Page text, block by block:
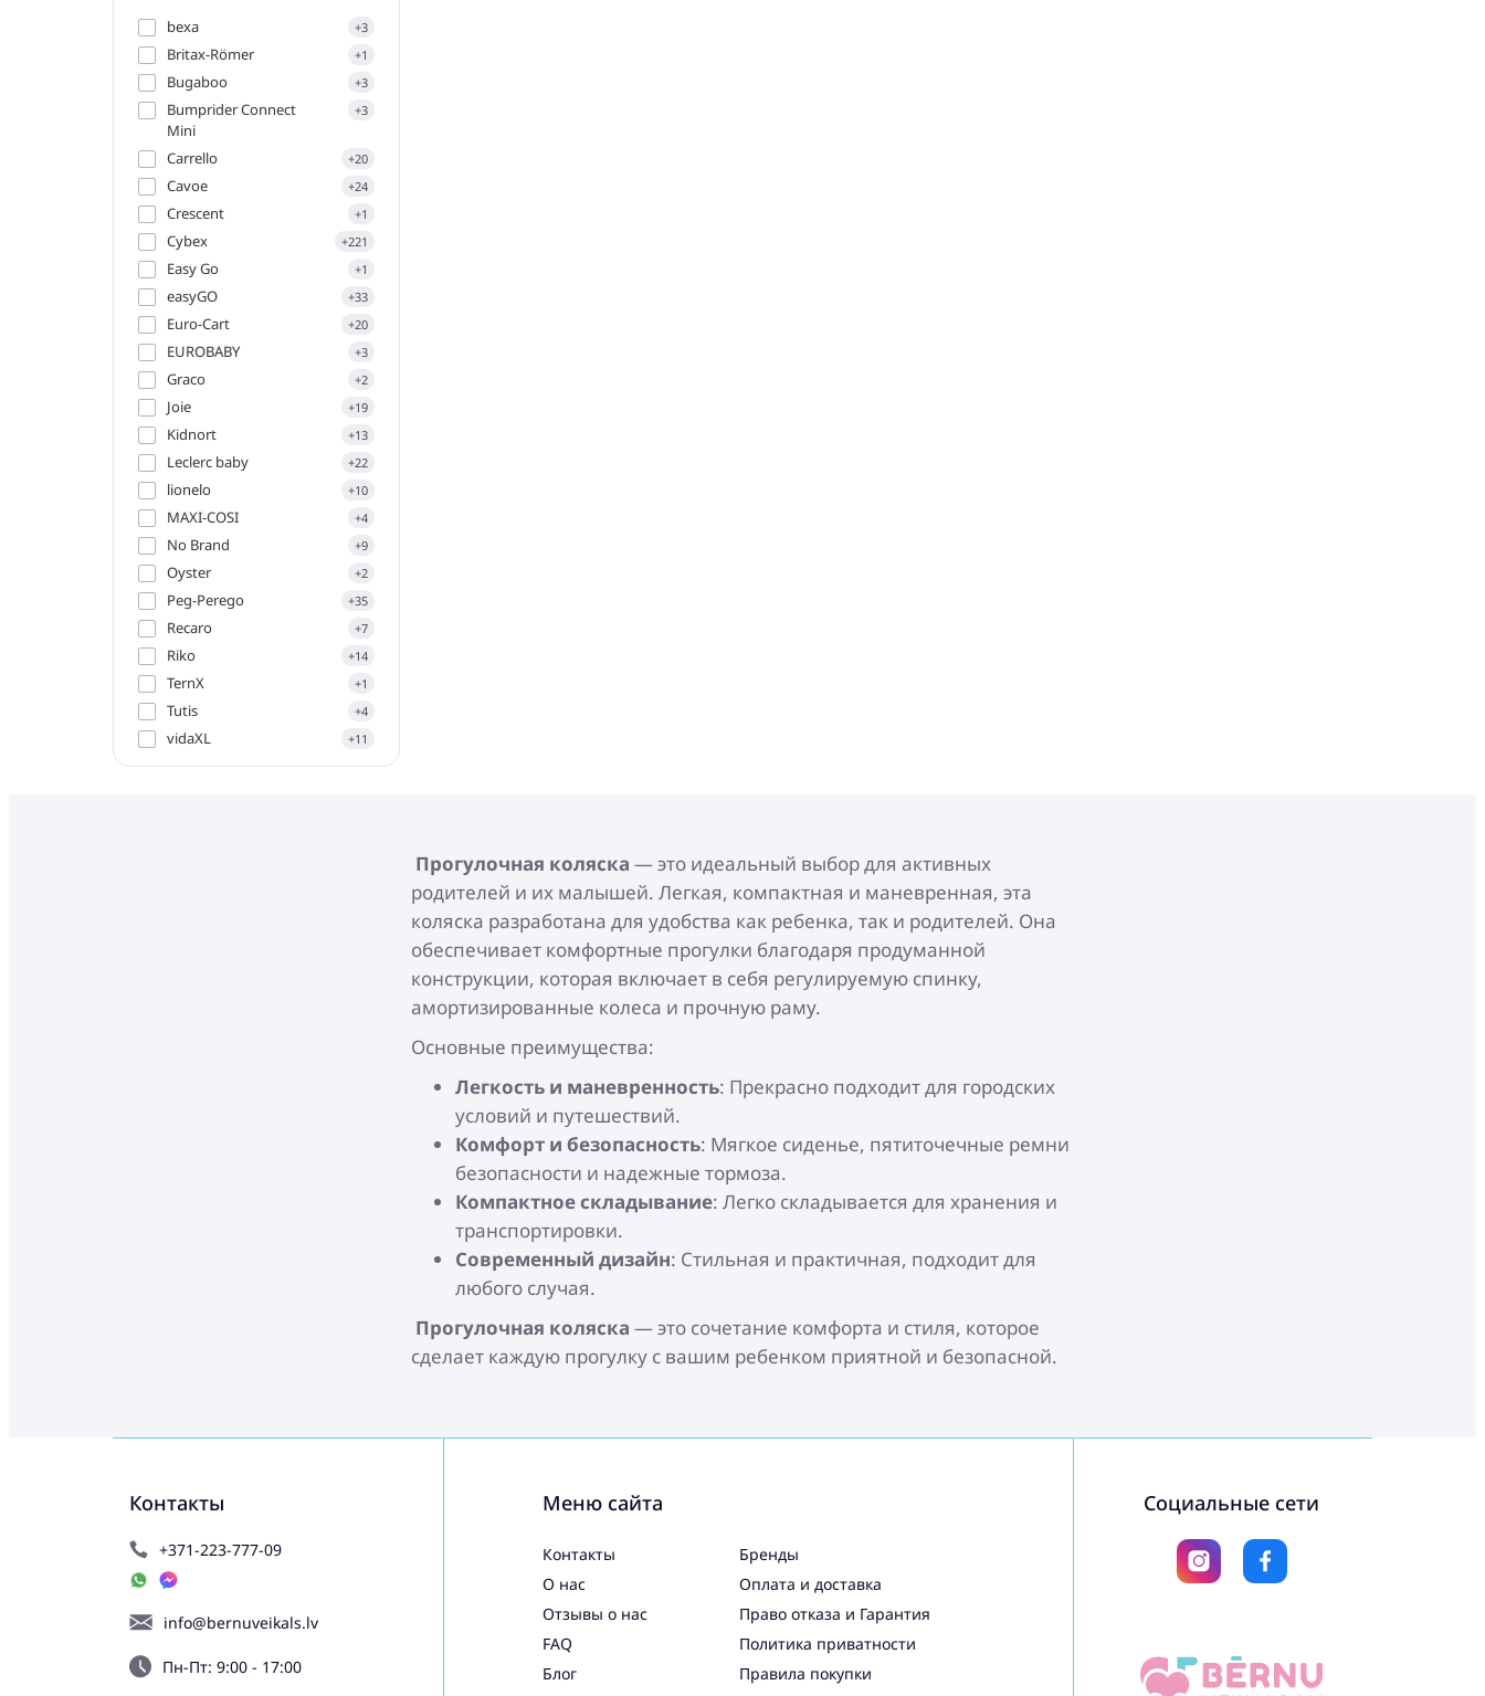
bexa +3
Britax-Römer +1
Bugaboo +3
Bumprider Connect
Mini
+3
Carrello +20
Cavoe +24
Crescent +1
Cybex +221
Easy Go +1
easyGO +33
Euro-Cart +20
EUROBABY +3
Graco +2
Joie +19
Kidnort +13
Leclerc baby +22
lionelo +10
MAXI-COSI +4
No Brand +9
Oyster +2
Peg-Perego +35
Recaro +7
Riko +14
TernX +1
Tutis +4
vidaXL +11
Прогулочная коляска — это идеальный выбор для активных
родителей и их малышей. Легкая, компактная и маневренная, эта
коляска разработана для удобства как ребенка, так и родителей. Она
обеспечивает комфортные прогулки благодаря продуманной
конструкции, которая включает в себя регулируемую спинку,
амортизированные колеса и прочную раму.
Основные преимущества:
Легкость и маневренность: Прекрасно подходит для городских
условий и путешествий.
Комфорт и безопасность: Мягкое сиденье, пятиточечные ремни
безопасности и надежные тормоза.
Компактное складывание: Легко складывается для хранения и
транспортировки.
Современный дизайн: Стильная и практичная, подходит для
любого случая.
Прогулочная коляска — это сочетание комфорта и стиля, которое
сделает каждую прогулку с вашим ребенком приятной и безопасной.
Контакты
+371-223-777-09
info@bernuveikals.lv
Пн-Пт: 9:00 - 17:00
Меню сайта
Контакты
О нас
Отзывы о нас
FAQ
Блог
Бренды
Оплата и доставка
Право отказа и Гарантия
Политика приватности
Правила покупки
Социальные сети